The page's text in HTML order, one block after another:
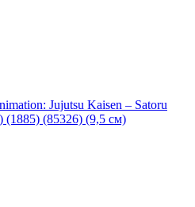
Jujutsu Kaisen – Satoru
(1885) (85326) (9,5 см)